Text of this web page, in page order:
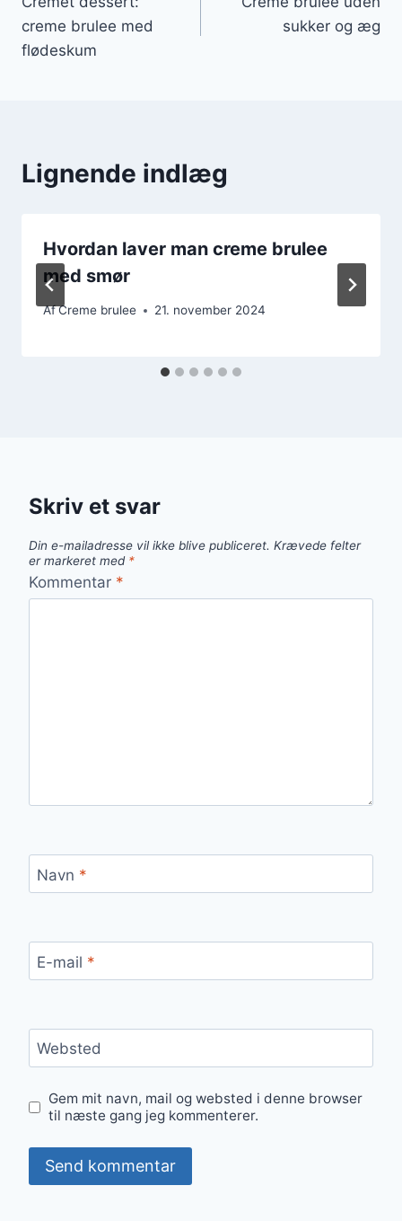
creme brulee med
flødeskum
sukker og æg
Lignende indlæg
Hvordan laver man creme brulee
med smør
AfCreme brulee 21. november 2024
Skriv et svar
Din e-mailadresse vil ikke blive publiceret. Krævede felter
er markeret med *
Kommentar *
Navn *
E-mail *
Websted
Gem mit navn, mail og websted i denne browser
til næste gang jeg kommenterer.